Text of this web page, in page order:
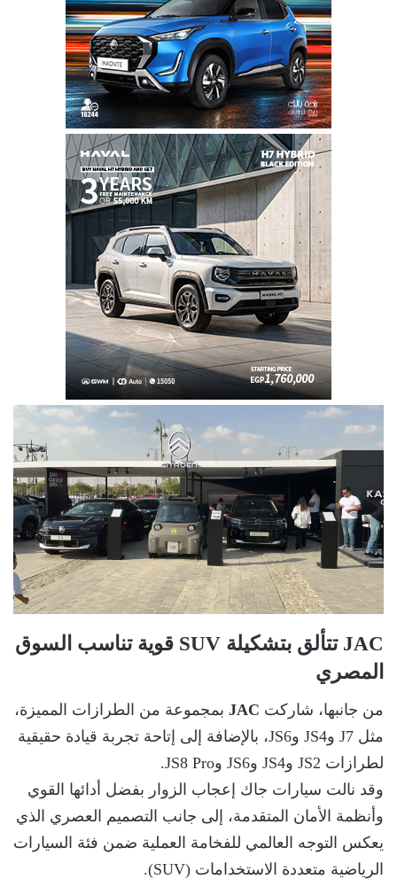
JAC تتألق بتشكيلة SUV قوية تناسب السوق
المصري
من جانبها، شاركت JAC بمجموعة من الطرازات المميزة،
مثل J7 وJS4 وJS6، بالإضافة إلى إتاحة تجربة قيادة حقيقية
لطرازات JS2 وJS4 وJS6 وJS8 Pro.
وقد نالت سيارات جاك إعجاب الزوار بفضل أدائها القوي
وأنظمة الأمان المتقدمة، إلى جانب التصميم العصري الذي
يعكس التوجه العالمي للفخامة العملية ضمن فئة السيارات
الرياضية متعددة الاستخدامات (SUV).